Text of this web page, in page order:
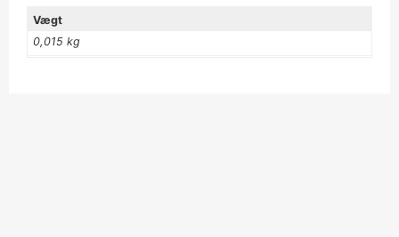
Vægt
0,015 kg